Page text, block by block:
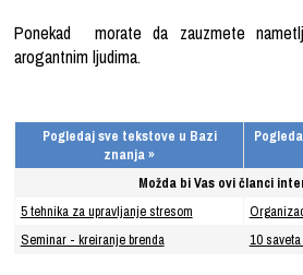
Ponekad morate da zauzmete
arogantnim ljudima.
Pogledaj sve tekstove u Bazi
znanja »
Možda bi Vas ovi članci
5 tehnika za upravljanje stresom
Seminar - kreiranje brenda
10